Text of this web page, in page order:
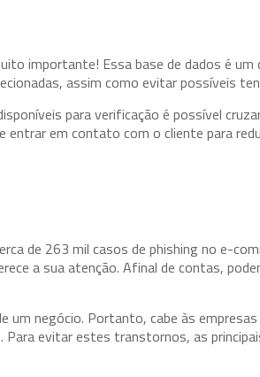
importante! Essa base de dados é
assim como evitar possíveis
para verificação é possível
em contato com o cliente para
de 263 mil casos de phishing no e-
a sua atenção. Afinal de contas,
negócio. Portanto, cabe às
evitar estes transtornos, as